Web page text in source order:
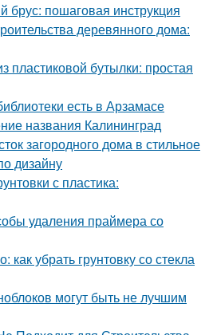
брус: пошаговая инструкция
деревянного дома:
пластиковой бутылки: простая
есть в Арзамасе
названия Калининград
загородного дома в стильное
дизайну
с пластика:
удаления праймера со
как убрать грунтовку со стекла
могут быть не лучшим